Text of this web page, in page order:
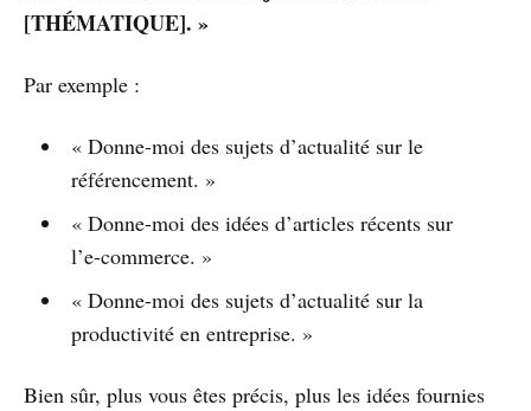
[THÉMATIQUE]. »
Par exemple :
« Donne-moi des sujets d’actualité sur le
référencement. »
« Donne-moi des idées d’articles récents sur
l’e-commerce. »
« Donne-moi des sujets d’actualité sur la
productivité en entreprise. »
Bien sûr, plus vous êtes précis, plus les idées fournies